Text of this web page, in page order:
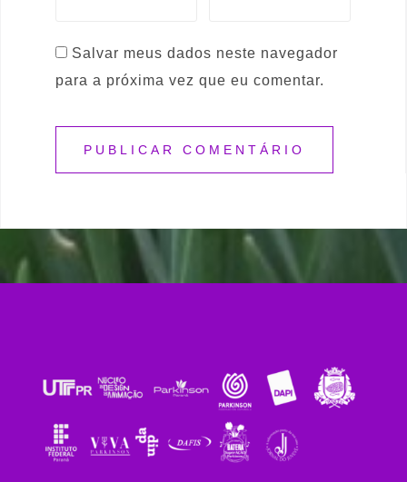
Salvar meus dados neste navegador
para a próxima vez que eu comentar.